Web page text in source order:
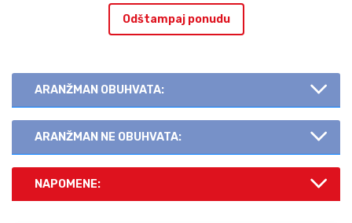
Odštampaj ponudu
ARANŽMAN OBUHVATA:
ARANŽMAN NE OBUHVATA:
NAPOMENE: